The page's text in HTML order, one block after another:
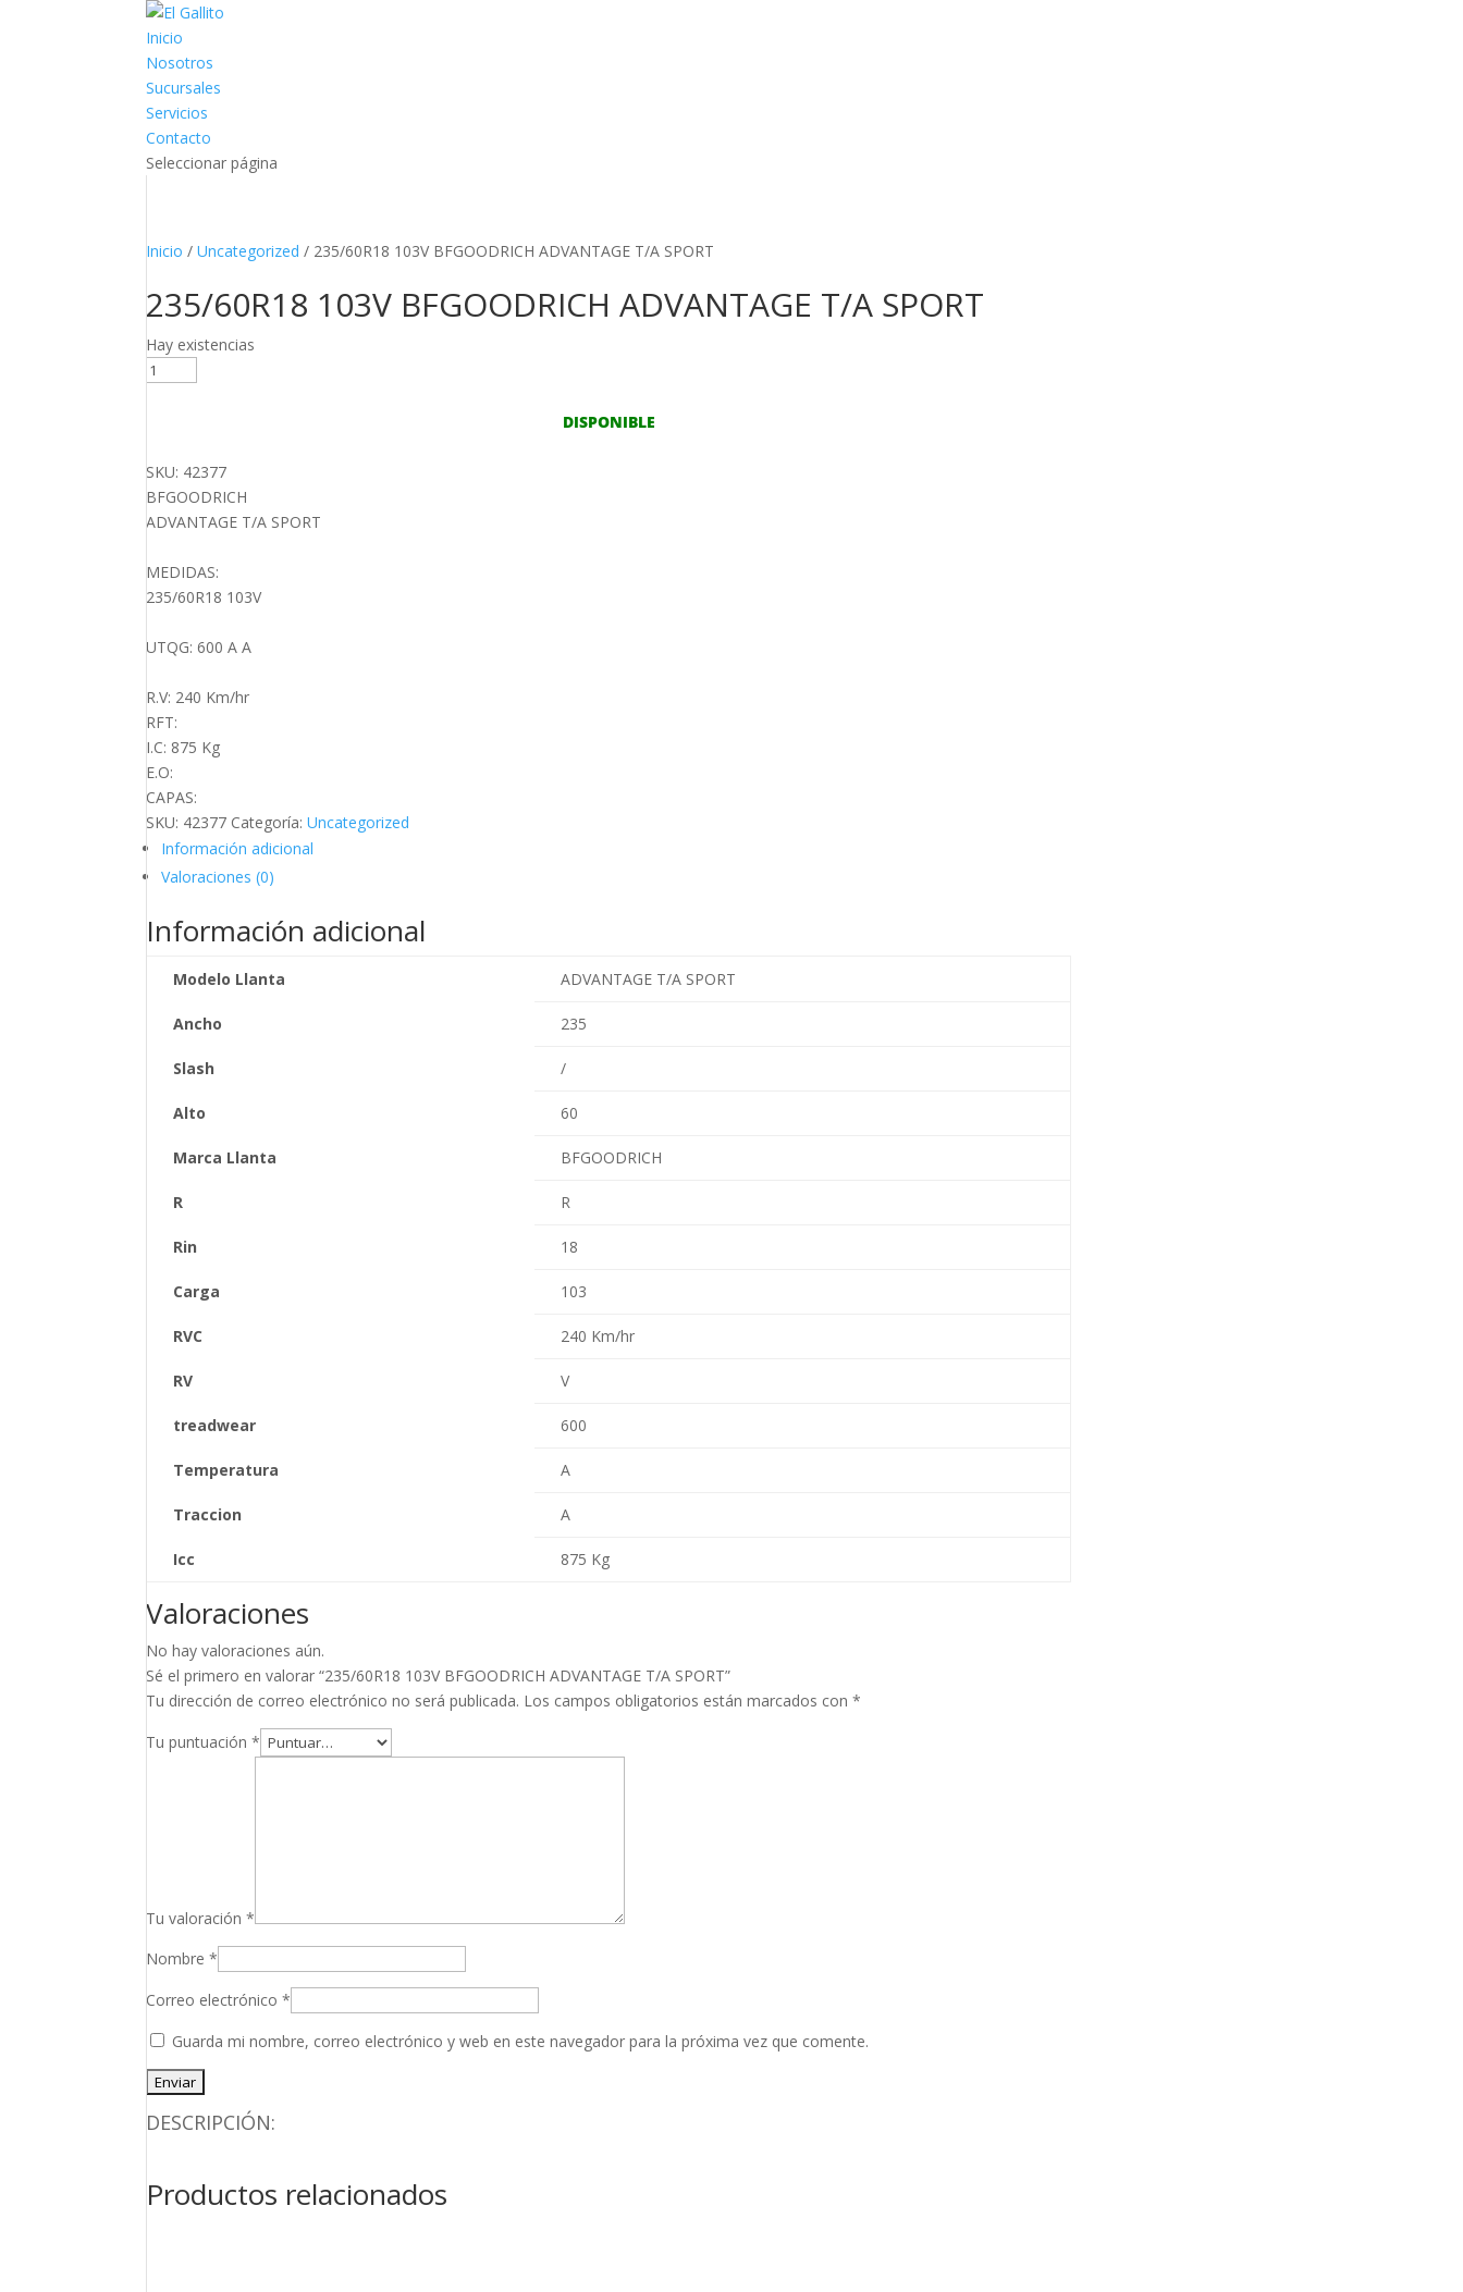
Inicio
Nosotros
Sucursales
Servicios
Contacto
Seleccionar página
Inicio /Uncategorized / 235/60R18 103V BFGOODRICH ADVANTAGE T/A SPORT
235/60R18 103V BFGOODRICH ADVANTAGE T/A SPORT
Hay existencias
235/60R18
T/A
SPORT
cantidad
DISPONIBLE
SKU: 42377
BFGOODRICH
ADVANTAGE T/A SPORT
MEDIDAS:
235/60R18 103V
UTQG: 600 A A
R.V: 240 Km/hr
RFT:
I.C: 875 Kg
E.O:
CAPAS:
SKU: 42377 Categoría:Uncategorized
Información adicional
Valoraciones (0)
Información adicional
Modelo Llanta ADVANTAGE T/A SPORT
Ancho 235
Slash /
Alto 60
Marca Llanta BFGOODRICH
R R
Rin 18
Carga 103
RVC 240 Km/hr
RV V
treadwear 600
Temperatura A
Traccion A
Icc 875 Kg
Valoraciones
No hay valoraciones aún.
Sé el primero en valorar “235/60R18 103V BFGOODRICH ADVANTAGE T/A SPORT”
Tu dirección de correo electrónico no será publicada. Los campos obligatorios están marcados con*
Tu puntuación*
Tu valoración*
Nombre*
Correo electrónico*
Guarda mi nombre, correo electrónico y web en este navegador para la próxima vez que comente.
DESCRIPCIÓN:
Productos relacionados